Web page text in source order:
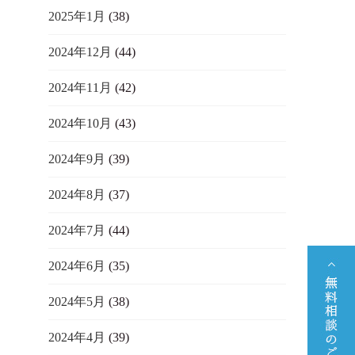
2025年1月 (38)
2024年12月 (44)
2024年11月 (42)
2024年10月 (43)
2024年9月 (39)
2024年8月 (37)
2024年7月 (44)
2024年6月 (35)
2024年5月 (38)
2024年4月 (39)